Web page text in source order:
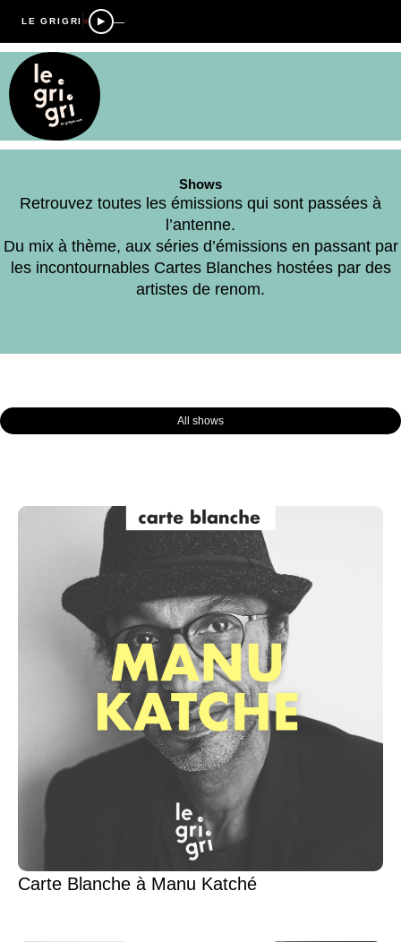
LE GRIGRI —
Shows
Retrouvez toutes les émissions qui sont passées à
l’antenne.
Du mix à thème, aux séries d’émissions en passant par
les incontournables Cartes Blanches hostées par des
artistes de renom.
All shows
Carte Blanche à Manu Katché
PagePage Page